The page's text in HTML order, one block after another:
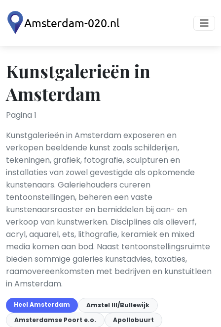
Kunstgalerieën in
Amsterdam
Pagina 1
Kunstgalerieën in Amsterdam exposeren en
verkopen beeldende kunst zoals schilderijen,
tekeningen, grafiek, fotografie, sculpturen en
installaties van zowel gevestigde als opkomende
kunstenaars. Galeriehouders cureren
tentoonstellingen, beheren een vaste
kunstenaarsrooster en bemiddelen bij aan- en
verkoop van kunstwerken. Disciplines als olieverf,
acryl, aquarel, ets, lithografie, keramiek en mixed
media komen aan bod. Naast tentoonstellingsruimte
bieden sommige galeries kunstadvies, taxaties,
raamovereenkomsten met bedrijven en kunstuitleen
in Amsterdam.
Heel Amsterdam
Amstel III/Bullewijk
Amsterdamse Poort e.o.
Apollobuurt